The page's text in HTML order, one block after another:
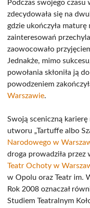
Podczas swojego
zdecydowała się na
gdzie ukończyła
zainteresowań
zaowocowało
Jednakże, mimo
powołania skłoniła ją
powodzeniem
Warszawie.
Swoją sceniczną karierę
utworu „Tartuffe albo
Narodowego w
droga prowadziła
Teatr Ochoty w
w Opolu oraz Teatr im.
Rok 2008 oznaczał
Studiem Teatralnym